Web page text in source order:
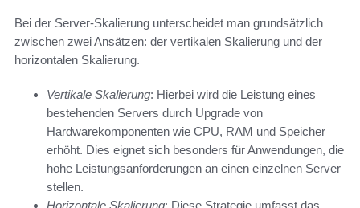
Bei der Server-Skalierung unterscheidet man grundsätzlich
zwischen zwei Ansätzen: der vertikalen Skalierung und der
horizontalen Skalierung.
Vertikale Skalierung: Hierbei wird die Leistung eines
bestehenden Servers durch Upgrade von
Hardwarekomponenten wie CPU, RAM und Speicher
erhöht. Dies eignet sich besonders für Anwendungen, die
hohe Leistungsanforderungen an einen einzelnen Server
stellen.
Horizontale Skalierung: Diese Strategie umfasst das